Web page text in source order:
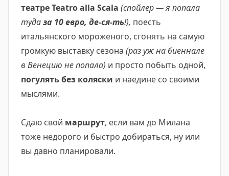
театре Teatro alla Scala (спойлер — я попала
тудаза 10 евро, де-ся-ть!), поесть
итальянского мороженого, сгонять на самую
громкую выставку сезона (раз уж на биеннале
в Венецию не попала) и просто побыть одной,
погулять без коляски и наедине со своими
мыслями.
Сдаю свой маршрут, если вам до Милана
тоже недорого и быстро добираться, ну или
вы давно планировали.